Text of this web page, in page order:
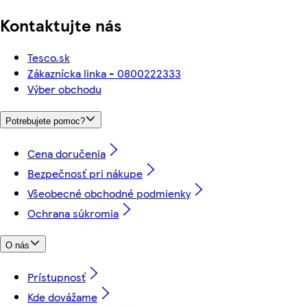
Kontaktujte nás
Tesco.sk
Zákaznícka linka - 0800222333
Výber obchodu
Potrebujete pomoc?
Cena doručenia
Bezpečnosť pri nákupe
Všeobecné obchodné podmienky
Ochrana súkromia
O nás
Prístupnosť
Kde dovážame